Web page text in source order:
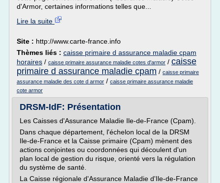
d'Armor, certaines informations telles que...
Lire la suite
Site : http://www.carte-france.info
Thèmes liés : caisse primaire d assurance maladie cpam
horaires / caisse primaire assurance maladie cotes d'armor / caisse
primaire d assurance maladie cpam / caisse primaire
assurance maladie des cote d armor / caisse primaire assurance maladie
cote armor
DRSM-IdF: Présentation
Les Caisses d'Assurance Maladie Ile-de-France (Cpam).
Dans chaque département, l'échelon local de la DRSM
Ile-de-France et la Caisse primaire (Cpam) mènent des
actions conjointes ou coordonnées qui découlent d'un
plan local de gestion du risque, orienté vers la régulation
du système de santé.
La Caisse régionale d'Assurance Maladie d'Ile-de-France